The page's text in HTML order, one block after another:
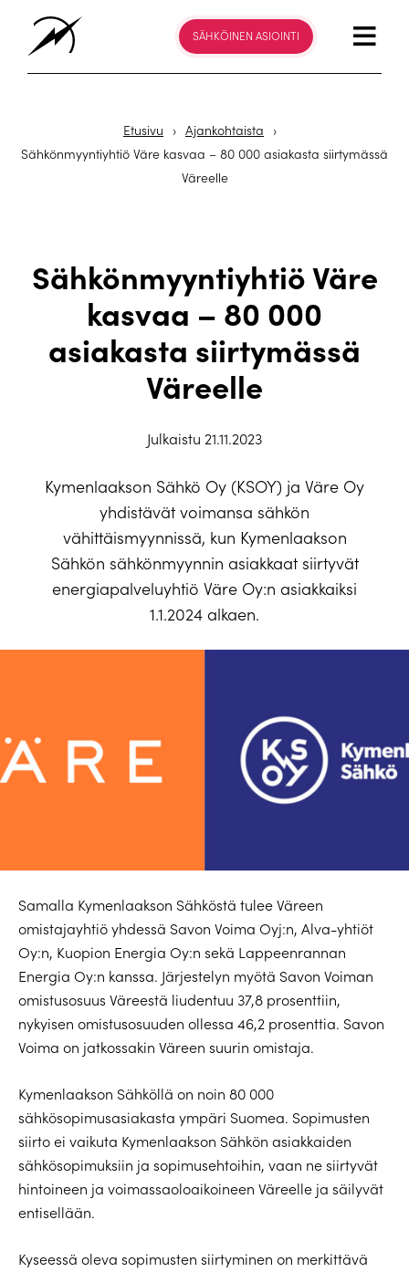
SÄHKÖINEN ASIOINTI
Etusivu › Ajankohtaista
›
Sähkönmyyntiyhtiö Väre kasvaa – 80 000 asiakasta siirtymässä
Väreelle
Sähkönmyyntiyhtiö Väre
kasvaa – 80 000
asiakasta siirtymässä
Väreelle
Julkaistu 21.11.2023
Kymenlaakson Sähkö Oy (KSOY) ja Väre Oy
yhdistävät voimansa sähkön
vähittäismyynnissä, kun Kymenlaakson
Sähkön sähkönmyynnin asiakkaat siirtyvät
energiapalveluyhtiö Väre Oy:n asiakkaiksi
1.1.2024 alkaen.
Samalla Kymenlaakson Sähköstä tulee Väreen
omistajayhtiö yhdessä Savon Voima Oyj:n, Alva-yhtiöt
Oy:n, Kuopion Energia Oy:n sekä Lappeenrannan
Energia Oy:n kanssa. Järjestelyn myötä Savon Voiman
omistusosuus Väreestä liudentuu 37,8 prosenttiin,
nykyisen omistusosuuden ollessa 46,2 prosenttia. Savon
Voima on jatkossakin Väreen suurin omistaja.
Kymenlaakson Sähköllä on noin 80 000
sähkösopimusasiakasta ympäri Suomea. Sopimusten
siirto ei vaikuta Kymenlaakson Sähkön asiakkaiden
sähkösopimuksiin ja sopimusehtoihin, vaan ne siirtyvät
hintoineen ja voimassaoloaikoineen Väreelle ja säilyvät
entisellään.
Kyseessä oleva sopimusten siirtyminen on merkittävä